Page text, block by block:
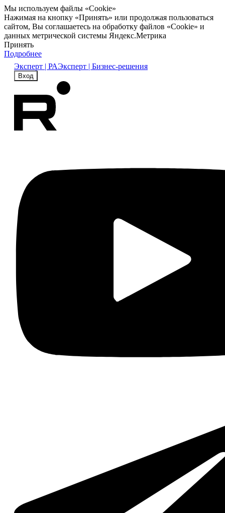
Мы используем файлы «Cookie»
Нажимая на кнопку «Принять» или продолжая пользоваться
сайтом, Вы соглашаетесь на обработку файлов «Cookie» и
данных метрической системы Яндекс.Метрика
Принять
Подробнее
Эксперт | РАЭксперт | Бизнес-решения
Вход